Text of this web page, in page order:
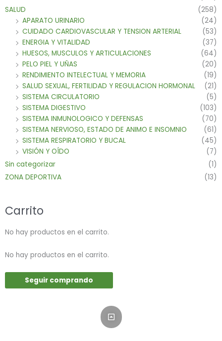
SALUD
(258)
APARATO URINARIO
(24)
CUIDADO CARDIOVASCULAR Y TENSION ARTERIAL
(53)
ENERGIA Y VITALIDAD
(37)
HUESOS, MUSCULOS Y ARTICULACIONES
(64)
PELO PIEL Y UÑAS
(20)
RENDIMIENTO INTELECTUAL Y MEMORIA
(19)
SALUD SEXUAL, FERTILIDAD Y REGULACION HORMONAL
(21)
SISTEMA CIRCULATORIO
(5)
SISTEMA DIGESTIVO
(103)
SISTEMA INMUNOLOGICO Y DEFENSAS
(70)
SISTEMA NERVIOSO, ESTADO DE ANIMO E INSOMNIO
(61)
SISTEMA RESPIRATORIO Y BUCAL
(45)
VISIÓN Y OÍDO
(7)
Sin categorizar
(1)
ZONA DEPORTIVA
(13)
Carrito
No hay productos en el carrito.
No hay productos en el carrito.
Seguir comprando